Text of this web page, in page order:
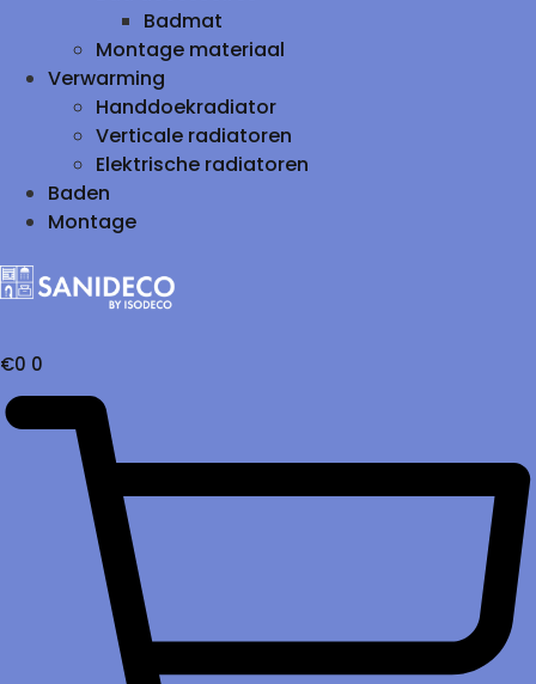
Badmat
Montage materiaal
Verwarming
Handdoekradiator
Verticale radiatoren
Elektrische radiatoren
Baden
Montage
€0 0